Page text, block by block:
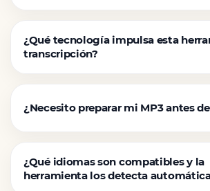
¿Qué tecnología impulsa esta
transcripción?
¿Necesito preparar mi MP3 antes
¿Qué idiomas son compatibles y la
herramienta los detecta